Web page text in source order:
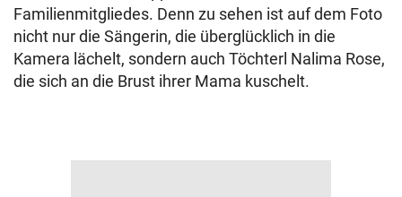
Familienmitgliedes. Denn zu sehen ist auf dem Foto
nicht nur die Sängerin, die überglücklich in die
Kamera lächelt, sondern auch Töchterl Nalima Rose,
die sich an die Brust ihrer Mama kuschelt.